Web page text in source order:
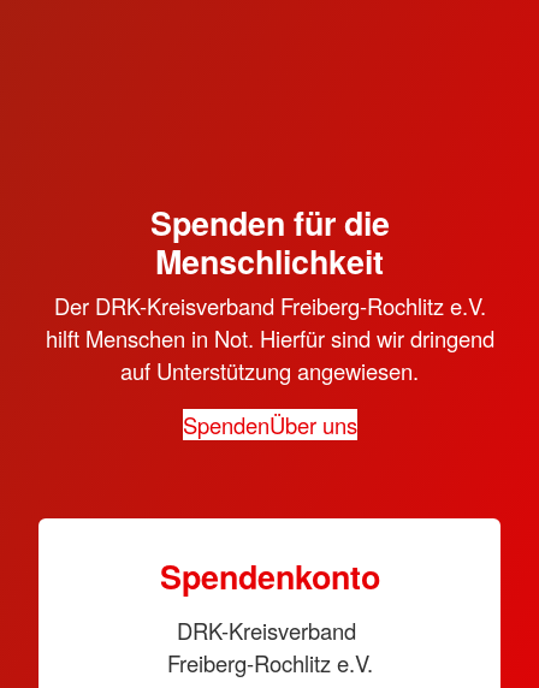
Spenden für die
Menschlichkeit
Der DRK-Kreisverband Freiberg-Rochlitz e.V.
hilft Menschen in Not. Hierfür sind wir dringend
auf Unterstützung angewiesen.
SpendenÜber uns
Spendenkonto
DRK-Kreisverband
Freiberg-Rochlitz e.V.